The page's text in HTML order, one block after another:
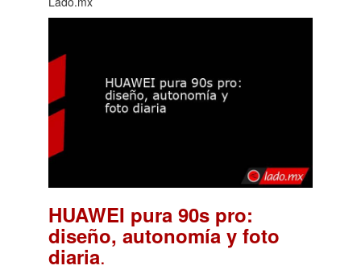
HUAWEI pura 90s pro:
diseño, autonomía y foto
diaria.